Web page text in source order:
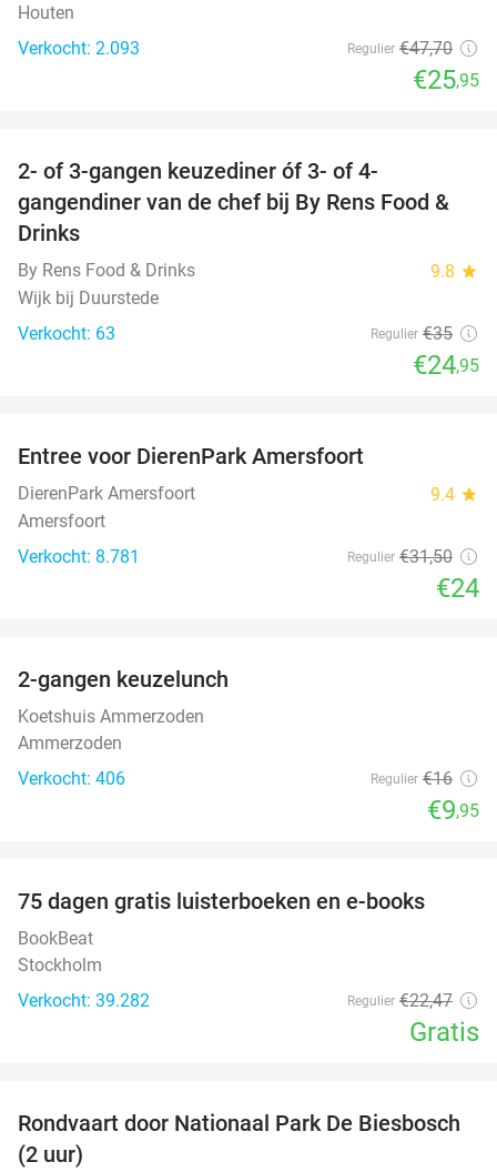
Houten
Verkocht: 2.093
Regulier €47,70
€25,95
2- of 3-gangen keuzediner óf 3- of 4-
gangendiner van de chef bij By Rens Food &
Drinks
By Rens Food & Drinks 9.8 star
Wijk bij Duurstede
Verkocht: 63
Regulier €35
€24,95
Entree voor DierenPark Amersfoort
DierenPark Amersfoort 9.4 star
Amersfoort
Verkocht: 8.781
Regulier €31,50
€24
2-gangen keuzelunch
Koetshuis Ammerzoden
Ammerzoden
Verkocht: 406
Regulier €16
€9,95
75 dagen gratis luisterboeken en e-books
BookBeat
Stockholm
Verkocht: 39.282
Regulier €22,47
Gratis
21%
Rondvaart door Nationaal Park De Biesbosch
(2 uur)